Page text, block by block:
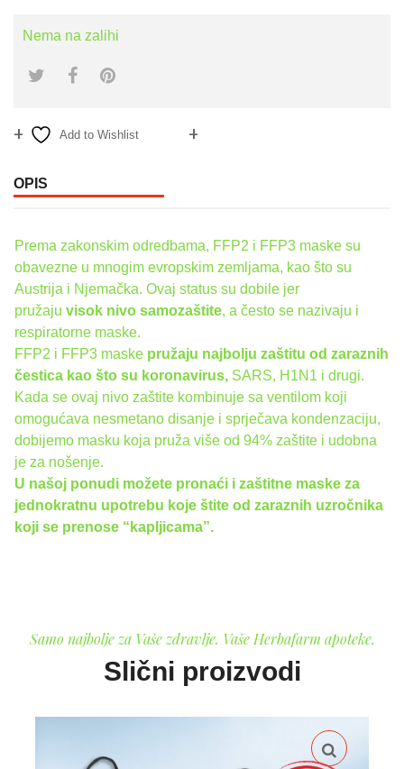
Nema na zalihi
Add to Wishlist
OPIS
Prema zakonskim odredbama, FFP2 i FFP3 maske su
obavezne u mnogim evropskim zemljama, kao što su
Austrija i Njemačka. Ovaj status su dobile jer
pružaju visok nivo samozaštite, a često se nazivaju i
respiratorne maske.
FFP2 i FFP3 maske pružaju najbolju zaštitu od zaraznih
čestica kao što su koronavirus, SARS, H1N1 i drugi.
Kada se ovaj nivo zaštite kombinuje sa ventilom koji
omogućava nesmetano disanje i sprječava kondenzaciju,
dobijemo masku koja pruža više od 94% zaštite i udobna
je za nošenje.
U našoj ponudi možete pronaći i zaštitne maske za
jednokratnu upotrebu koje štite od zaraznih uzročnika
koji se prenose “kapljicama”.
Samo najbolje za Vaše zdravlje. Vaše Herbafarm apoteke.
Slični proizvodi